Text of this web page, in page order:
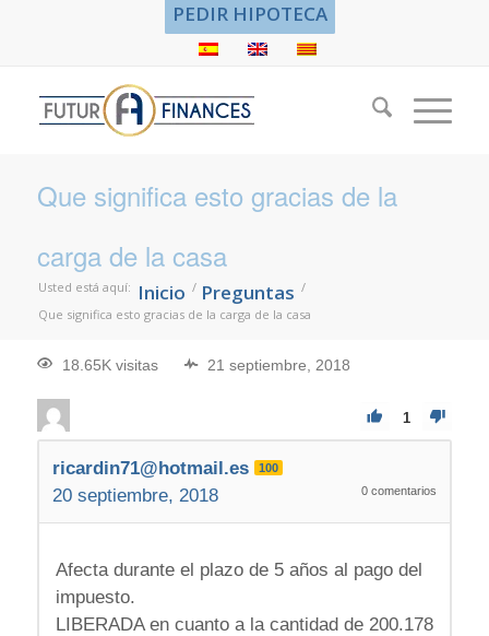
PEDIR HIPOTECA
Que significa esto gracias de la
carga de la casa
Usted está aquí: Inicio / Preguntas /
Que significa esto gracias de la carga de la casa
18.65K visitas 21 septiembre, 2018
1
ricardin71@hotmail.es 100
20 septiembre, 2018 0 comentarios
Afecta durante el plazo de 5 años al pago del
impuesto.
LIBERADA en cuanto a la cantidad de 200.178